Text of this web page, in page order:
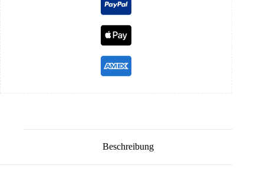
Beschreibung